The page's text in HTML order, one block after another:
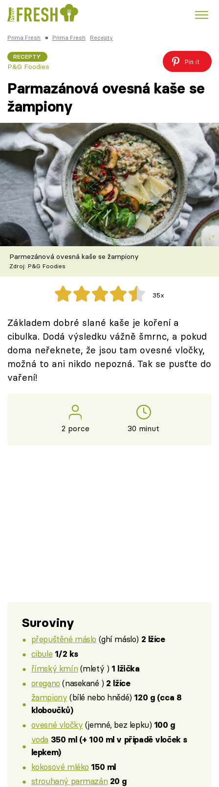
Česká kuchyně
Témata
Recepty
Články
TV Program
Škola vaření
Recepty z TV
Speciál: Cuketa
Těhotnej kuchař
Sledujte prima+
Přihlášení
Prima Fresh ■ Prima Fresh Recepty
RECEPTY
P&G Foodies
Pin it
Parmazánová ovesná kaše se
žampiony
Parmezánová ovesná kaše se žampiony
Zdroj: P&G Foodies
35x
Základem dobré slané kaše je koření a
cibulka. Dodá výsledku vážně šmrnc, a pokud
doma neřeknete, že jsou tam ovesné vločky,
možná to ani nikdo nepozná. Tak se pusťte do
vaření!
2 porce 30 minut
Suroviny
přepuštěné máslo (ghí máslo) 2 lžíce
cibule 1/2 ks
římský kmín(mletý ) 1 lžička
oregano (nasekané ) 2 lžíce
žampiony (bílé nebo hnědé) 120 g (cca 8
kloboučků)
ovesné vločky (jemné, bez lepku) 100 g
voda 350 ml (+ 100 ml v případě vloček s
lepkem)
kokosové mléko 150 ml
strouhaný parmazán 20 g